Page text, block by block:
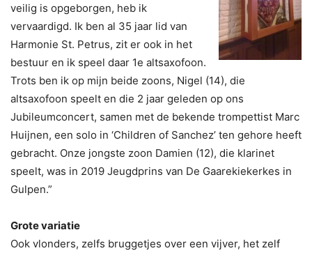
veilig is opgeborgen, heb ik
vervaardigd. Ik ben al 35 jaar lid van
Harmonie St. Petrus, zit er ook in het
bestuur en ik speel daar 1e altsaxofoon.
Trots ben ik op mijn beide zoons, Nigel (14), die
altsaxofoon speelt en die 2 jaar geleden op ons
Jubileumconcert, samen met de bekende trompettist Marc
Huijnen, een solo in ‘Children of Sanchez’ ten gehore heeft
gebracht. Onze jongste zoon Damien (12), die klarinet
speelt, was in 2019 Jeugdprins van De Gaarekiekerkes in
Gulpen.”
Grote variatie
Ook vlonders, zelfs bruggetjes over een vijver, het zelf